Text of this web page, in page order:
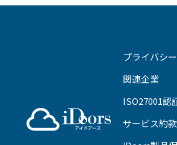
プライバシ
関連企業
ISO27001認
サービス約款